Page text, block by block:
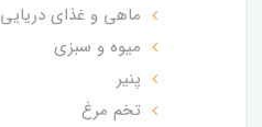
ماهی و غذای دریایی
میوه و سبزی
پنیر
تخم مرغ